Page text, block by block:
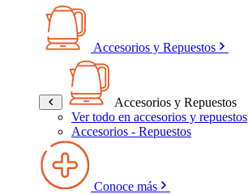
Accesorios y Repuestos
Accesorios y Repuestos
Ver todo en accesorios y repuestos
Accesorios - Repuestos
Conoce más